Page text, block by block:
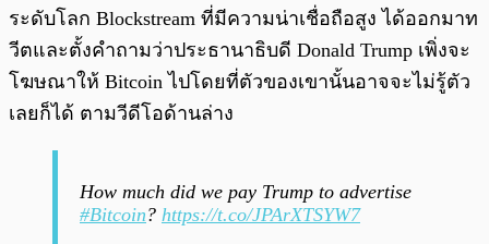
ระดับโลก Blockstream ที่มีความน่าเชื่อถือสูง ได้ออกมาท
วีตและตั้งคำถามว่าประธานาธิบดี Donald Trump เพิ่งจะ
โฆษณาให้ Bitcoin ไปโดยที่ตัวของเขานั้นอาจจะไม่รู้ตัว
เลยก็ได้ ตามวีดีโอด้านล่าง
How much did we pay Trump to advertise
#Bitcoin? https://t.co/JPArXTSYW7